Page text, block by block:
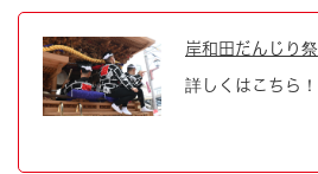
岸和田だんじり祭
詳しくはこちら！